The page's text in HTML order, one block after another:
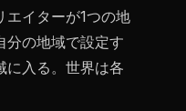
イターが1つの地
分の地域で設定す
に入る。世界は各